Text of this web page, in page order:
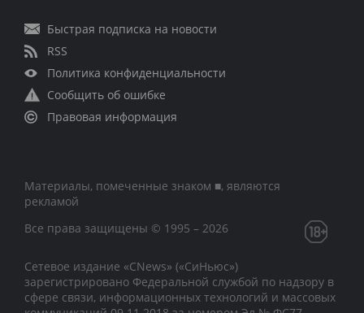
Быстрая подписка на новости
RSS
Политика конфиденциальности
Сообщить об ошибке
Правовая информация
Материалы, помеченные знаком ■, являются
рекламой
Все права защищены © 1995 – 2026
Сетевое издание «CNews» («СиНьюс»)
зарегистрировано Федеральной службой по надзору в
сфере связи, информационных технологий и массовых